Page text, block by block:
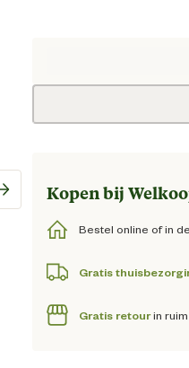
Kopen bij
Bestel online of in
Gratis
Gratis retourin